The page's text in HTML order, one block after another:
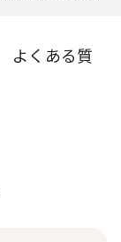
よくある質